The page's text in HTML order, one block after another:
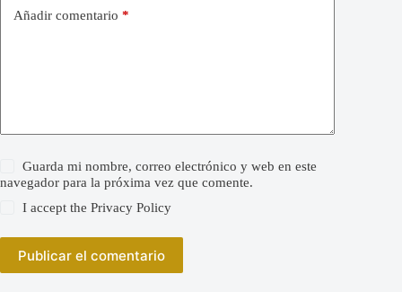
Añadir comentario *
Guarda mi nombre, correo electrónico y web en este
navegador para la próxima vez que comente.
I accept thePrivacy Policy
Publicar el comentario